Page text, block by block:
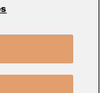
Contacto